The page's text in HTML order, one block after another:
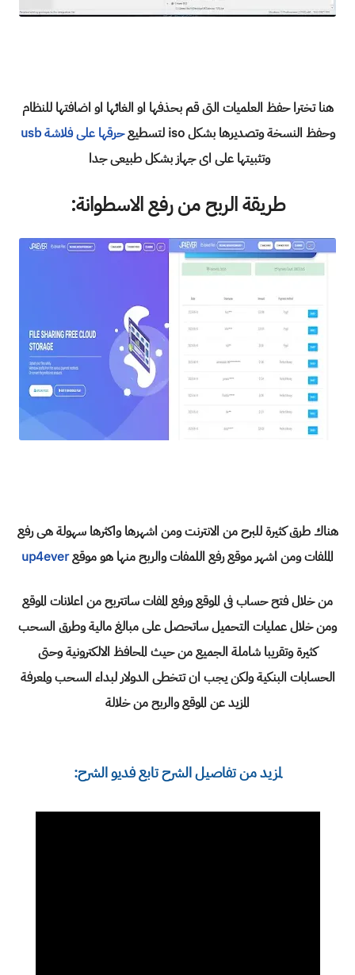
هنا تخترا حفظ العلميات التى قم بحذفها او الغائها او اضافتها للنظام
وحفظ النسخة وتصديرها بشكل iso لتسطيع
حرقها على فلاشة usb
وتثبيتها على اى جهاز بشكل طبيعى جدا
طريقة الربح من رفع الاسطوانة:
هناك طرق كثيرة للبرح من الانترنت ومن اشهرها واكثرها سهولة هى رفع
الملفات ومن اشهر موقع رفع اللمفات والربح منها هو موقعup4ever
من خلال فتح حساب فى الموقع ورفع المفات ساتتربح من اعلانات الموقع
ومن خلال عمليات التحميل ساتحصل على مبالغ مالية وطرق السحب
كثيرة وتقريبا شاملة الجميع من حيث المحافظ الالكترونية وحتى
الحسابات البنكية ولكن يجب ان تتخطى الدولار لبداء السحب ولمعرفة
المزيد عن الموقع والربح من خلالة
لمزيد من تفاصيل الشرح تابع فديو الشرح: